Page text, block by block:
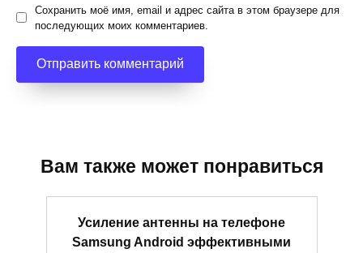
Сохранить моё имя, email и адрес сайта в этом браузере для
последующих моих комментариев.
Вам также может понравиться
Усиление антенны на телефоне
Samsung Android эффективными